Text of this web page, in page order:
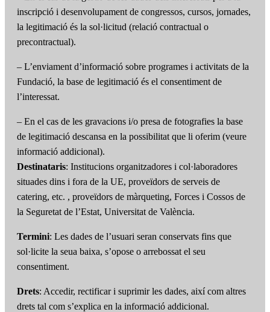
inscripció i desenvolupament de congressos, cursos, jornades,
la legitimació és la sol·licitud (relació contractual o
precontractual).
– L’enviament d’informació sobre programes i activitats de la
Fundació, la base de legitimació és el consentiment de
l’interessat.
– En el cas de les gravacions i/o presa de fotografies la base
de legitimació descansa en la possibilitat que li oferim (veure
informació addicional).
Destinataris: Institucions organitzadores i col·laboradores
situades dins i fora de la UE, proveïdors de serveis de
catering, etc. , proveïdors de màrqueting, Forces i Cossos de
la Seguretat de l’Estat, Universitat de València.
Termini: Les dades de l’usuari seran conservats fins que
sol·licite la seua baixa, s’opose o arrebossat el seu
consentiment.
Drets: Accedir, rectificar i suprimir les dades, així com altres
drets tal com s’explica en la informació addicional.